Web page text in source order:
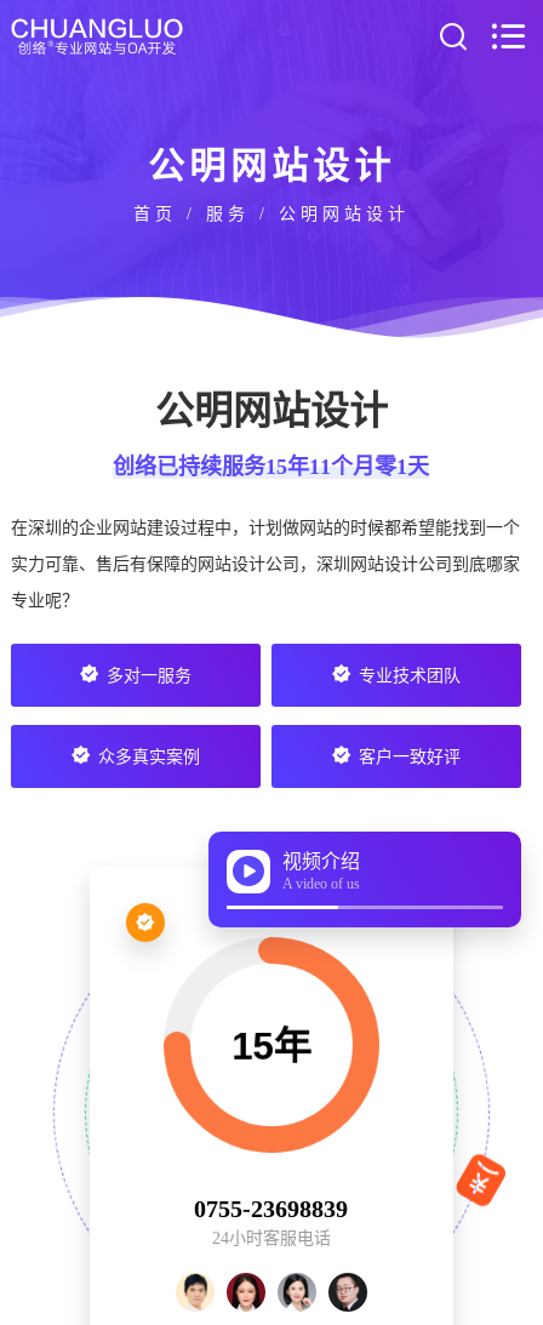
公明网站设计
首页 / 服务 / 公明网站设计
公明网站设计
创络已持续服务15年11个月零1天
在深圳的企业网站建设过程中，计划做网站的时候都希望能找到一个
实力可靠、售后有保障的网站设计公司，深圳网站设计公司到底哪家
专业呢？
多对一服务 专业技术团队
众多真实案例 客户一致好评
0755-23698839
24小时客服电话
视频介绍